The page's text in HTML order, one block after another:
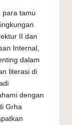
para tamu
II dan
Internal,
dalam
literasi di
dengan
Grha